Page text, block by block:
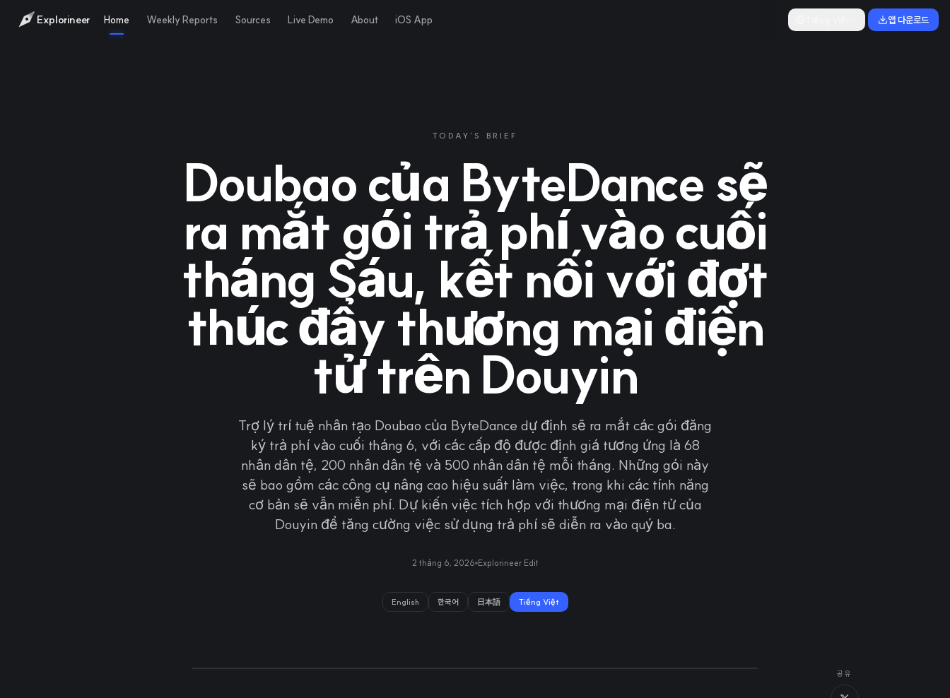
Explorineer Home Weekly Reports Sources Live Demo About iOS App 앱 다운로드
TODAY'S BRIEF
Doubao của ByteDance sẽ
ra mắt gói trả phí vào cuối
tháng Sáu, kết nối với đợt
thúc đẩy thương mại điện
tử trên Douyin
Trợ lý trí tuệ nhân tạo Doubao của ByteDance dự định sẽ ra mắt các gói đăng
ký trả phí vào cuối tháng 6, với các cấp độ được định giá tương ứng là 68
nhân dân tệ, 200 nhân dân tệ và 500 nhân dân tệ mỗi tháng. Những gói này
sẽ bao gồm các công cụ nâng cao hiệu suất làm việc, trong khi các tính năng
cơ bản sẽ vẫn miễn phí. Dự kiến việc tích hợp với thương mại điện tử của
Douyin để tăng cường việc sử dụng trả phí sẽ diễn ra vào quý ba.
2 tháng 6, 2026 Explorineer Edit
English 한국어 日本語 Tiếng Việt
공유